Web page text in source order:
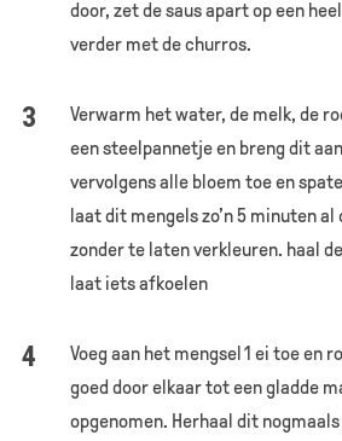
door, zet de saus apart op een
verder met de churros.
Verwarm het water, de melk, de
een steelpannetje en breng dit
vervolgens alle bloem toe en
laat dit mengels zo’n 5 minuten
zonder te laten verkleuren. haal
laat iets afkoelen
Voeg aan het mengsel 1 ei toe en
goed door elkaar tot een gladde
opgenomen. Herhaal dit